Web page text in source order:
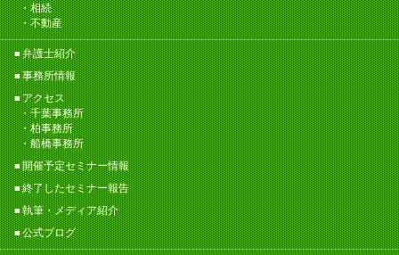
相続
不動産
弁護士紹介
事務所情報
アクセス
千葉事務所
柏事務所
船橋事務所
開催予定セミナー情報
終了したセミナー報告
執筆・メディア紹介
公式ブログ